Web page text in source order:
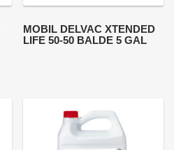
MOBIL DELVAC XTENDED
LIFE 50-50 BALDE 5 GAL